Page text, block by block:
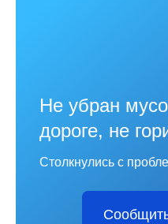
Не убран
дороге, не
Столкнулись с